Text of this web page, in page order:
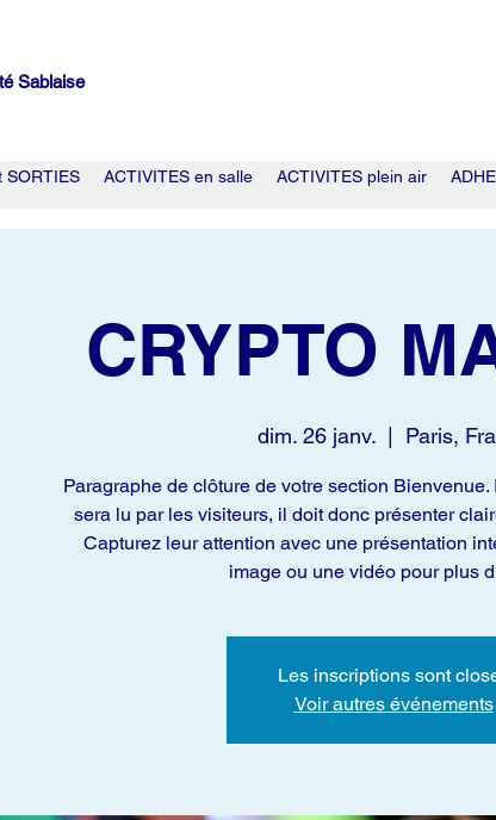
Sablaise
SORTIES ACTIVITES en salle ACTIVITES plein air
CRYPTO
dim. 26 janv.
  |
Paris,
Paragraphe de clôture de votre section
sera lu par les visiteurs, il doit donc présenter
Capturez leur attention avec une présentation
image ou une vidéo pour plus
Les inscriptions sont
Voir autres événements